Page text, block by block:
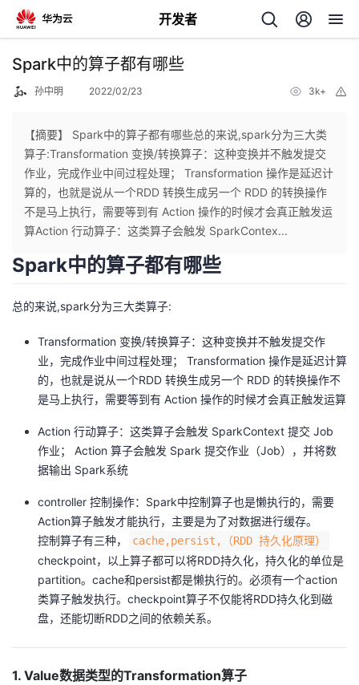
开发者
返
个
人
主
页
我
的
开
发
我
的
博
客
我
的
论
坛
我
的
圈
子
我
的
直
我
的
我
Spark中的算子都有哪些
孙中明 2022/02/23 3k+
【摘要】 Spark中的算子都有哪些总的来说,spark分为三大类
算子:Transformation 变换/转换算子：这种变换并不触发提交
作业，完成作业中间过程处理； Transformation 操作是延迟计
算的，也就是说从一个RDD 转换生成另一个 RDD 的转换操作
不是马上执行，需要等到有 Action 操作的时候才会真正触发运
算Action 行动算子：这类算子会触发 SparkContex...
Spark中的算子都有哪些
总的来说,spark分为三大类算子:
Transformation 变换/转换算子：这种变换并不触发提交作
业，完成作业中间过程处理； Transformation 操作是延迟计算
的，也就是说从一个RDD 转换生成另一个 RDD 的转换操作不
是马上执行，需要等到有 Action 操作的时候才会真正触发运算
Action 行动算子：这类算子会触发 SparkContext 提交 Job
作业； Action 算子会触发 Spark 提交作业（Job），并将数
据输出 Spark系统
controller 控制操作：Spark中控制算子也是懒执行的，需要
Action算子触发才能执行，主要是为了对数据进行缓存。
控制算子有三种，
cache,persist,（RDD 持久化原理）
checkpoint，以上算子都可以将RDD持久化，持久化的单位是
partition。cache和persist都是懒执行的。必须有一个action
类算子触发执行。checkpoint算子不仅能将RDD持久化到磁
盘，还能切断RDD之间的依赖关系。
1. Value数据类型的Transformation算子